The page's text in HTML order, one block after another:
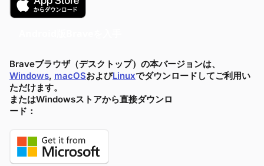
Braveブラウザ（デスクトップ）の本バージョンは、
Windows, macOSおよびLinuxでダウンロードしてご利用い
ただけます。
またはWindowsストアから直接ダウンロ
ード：